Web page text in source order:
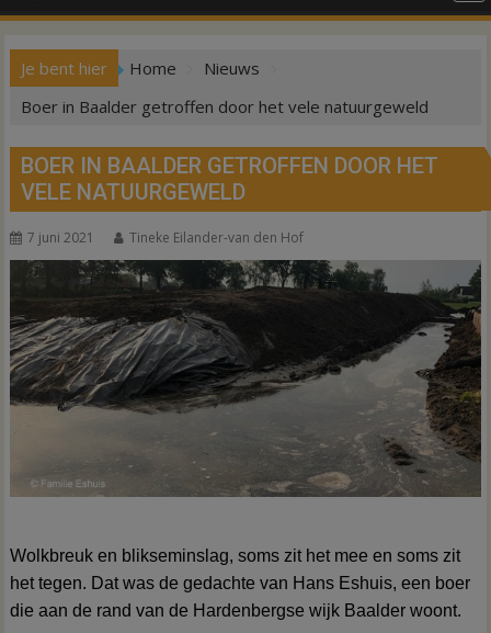
Je bent hier Home
Nieuws
Boer in Baalder getroffen door het vele natuurgeweld
BOER IN BAALDER GETROFFEN DOOR HET
VELE NATUURGEWELD
7 juni 2021 Tineke Eilander-van den Hof
Wolkbreuk en blikseminslag, soms zit het mee en soms zit
het tegen. Dat was de gedachte van Hans Eshuis, een boer
die aan de rand van de Hardenbergse wijk Baalder woont.